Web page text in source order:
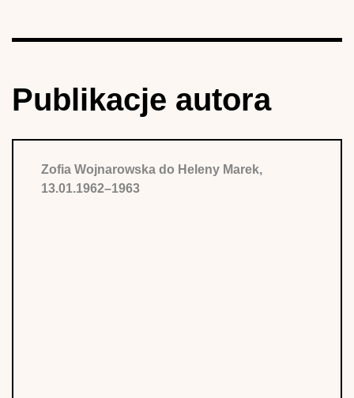
Publikacje autora
Zofia Wojnarowska do Heleny Marek,
13.01.1962–1963